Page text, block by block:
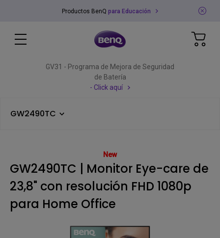
Productos BenQ para Educación
GV31 - Programa de Mejora de Seguridad
de Batería
- Click aquí
GW2490TC
New
GW2490TC | Monitor Eye-care de
23,8" con resolución FHD 1080p
para Home Office